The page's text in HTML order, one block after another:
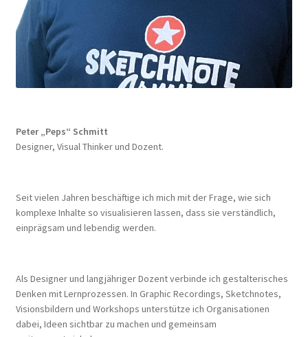
Peter „Peps“ Schmitt
Designer, Visual Thinker und Dozent.
Seit vielen Jahren beschäftige ich mich mit der Frage, wie sich
komplexe Inhalte so visualisieren lassen, dass sie verständlich,
einprägsam und lebendig werden.
Als Designer und langjähriger Dozent verbinde ich gestalterisches
Denken mit Lernprozessen. In Graphic Recordings, Sketchnotes,
Visionsbildern und Workshops unterstütze ich Organisationen
dabei, Ideen sichtbar zu machen und gemeinsam